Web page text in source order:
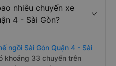
nhiêu chuyến xe
4 - Sài Gòn?
ngồi Sài Gòn Quận 4 - Sài
khoảng 33 chuyến trên